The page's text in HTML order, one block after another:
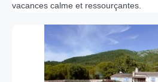
vacances calme et ressourçantes.